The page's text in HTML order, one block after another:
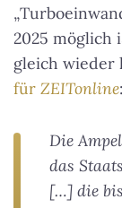
2025 möglich
gleich wieder
für ZEITonline:
Die
das
[…] die